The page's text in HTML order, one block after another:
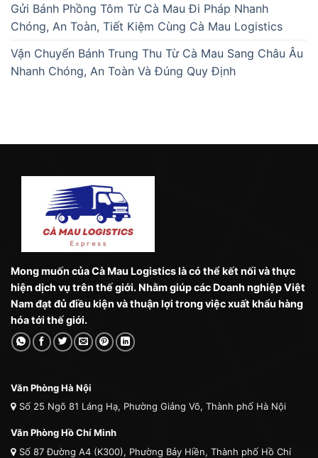
Gửi Bánh Phồng Tôm Từ Cà Mau Đi Pháp Nhanh
Chóng, An Toàn, Tiết Kiệm Cùng Cà Mau Logistics
Vận Chuyển Bánh Trung Thu Từ Cà Mau Sang Châu Âu
Nhanh Chóng, An Toàn Và Đúng Quy Định
Mong muốn của Cà Mau Logistics là có thể kết nối và thực
hiện dịch vụ trên thế giới. Nhằm giúp các Doanh nghiệp Việt
Nam đạt đủ điều kiện và thuận lợi trong việc xuất khẩu hàng
hóa tới thế giới.
Văn Phòng Hà Nội
Số 25 Ngõ 81 Láng Hạ, Phường Giảng Võ, Thành phố Hà Nội
Văn Phòng Hồ Chí Minh
Số 87 Đường A4 (K300), Phường Bảy Hiền, Thành phố Hồ Chí